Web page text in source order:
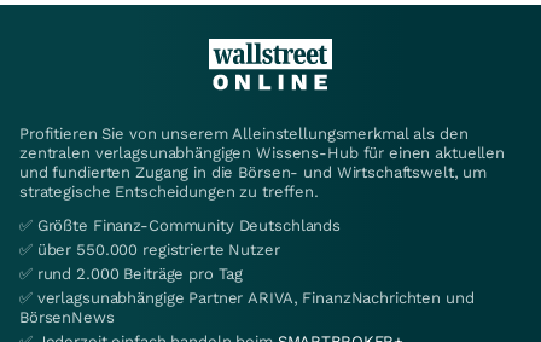
Profitieren Sie von unserem Alleinstellungsmerkmal als den
zentralen verlagsunabhängigen Wissens-Hub für einen aktuellen
und fundierten Zugang in die Börsen- und Wirtschaftswelt, um
strategische Entscheidungen zu treffen.
✅ Größte Finanz-Community Deutschlands
✅ über 550.000 registrierte Nutzer
✅ rund 2.000 Beiträge pro Tag
✅ verlagsunabhängige Partner ARIVA, FinanzNachrichten und
BörsenNews